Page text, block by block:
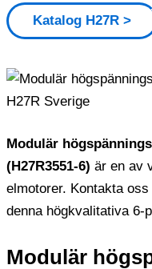
Katalog H27R
Modulär
(H27R3551-6) är en av
elmotorer. Kontakta
denna högkvalitativa 6-
Modulär